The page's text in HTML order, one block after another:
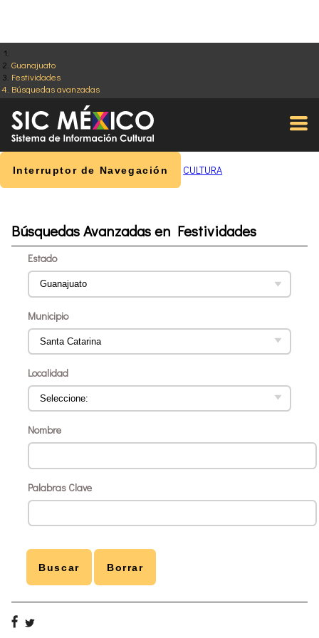
Guanajuato
Festividades
Búsquedas avanzadas
Interruptor de Navegación CULTURA
Búsquedas Avanzadas en Festividades
Estado
Municipio
Localidad
Nombre
Palabras Clave